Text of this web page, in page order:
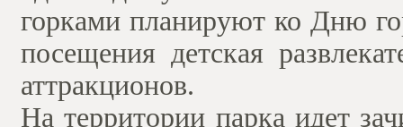
горками планируют ко Дню
посещения детская
аттракционов.
На территории парка идет